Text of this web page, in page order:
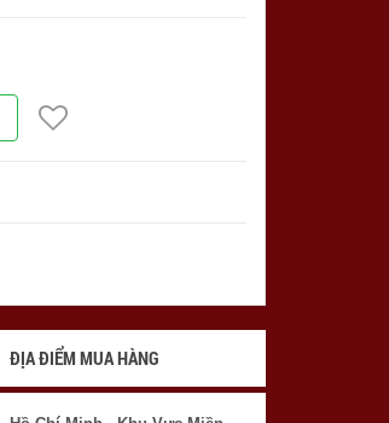
ĐỊA ĐIỂM MUA HÀNG